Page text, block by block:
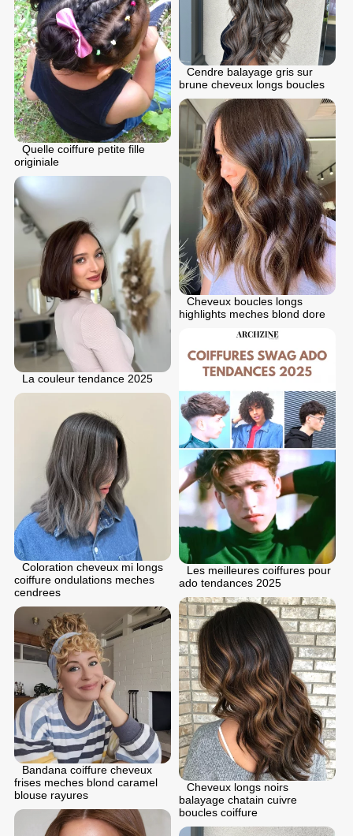
Cendre balayage gris sur
brune cheveux longs boucles
Quelle coiffure petite fille
originiale
Cheveux boucles longs
highlights meches blond dore
La couleur tendance 2025
Les meilleures coiffures pour
ado tendances 2025
Coloration cheveux mi longs
coiffure ondulations meches
cendrees
Cheveux longs noirs
balayage chatain cuivre
boucles coiffure
Bandana coiffure cheveux
frises meches blond caramel
blouse rayures